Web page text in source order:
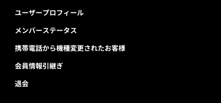
ユーザープロフィール
メンバーステータス
携帯電話から機種変更されたお客様
会員情報引継ぎ
退会